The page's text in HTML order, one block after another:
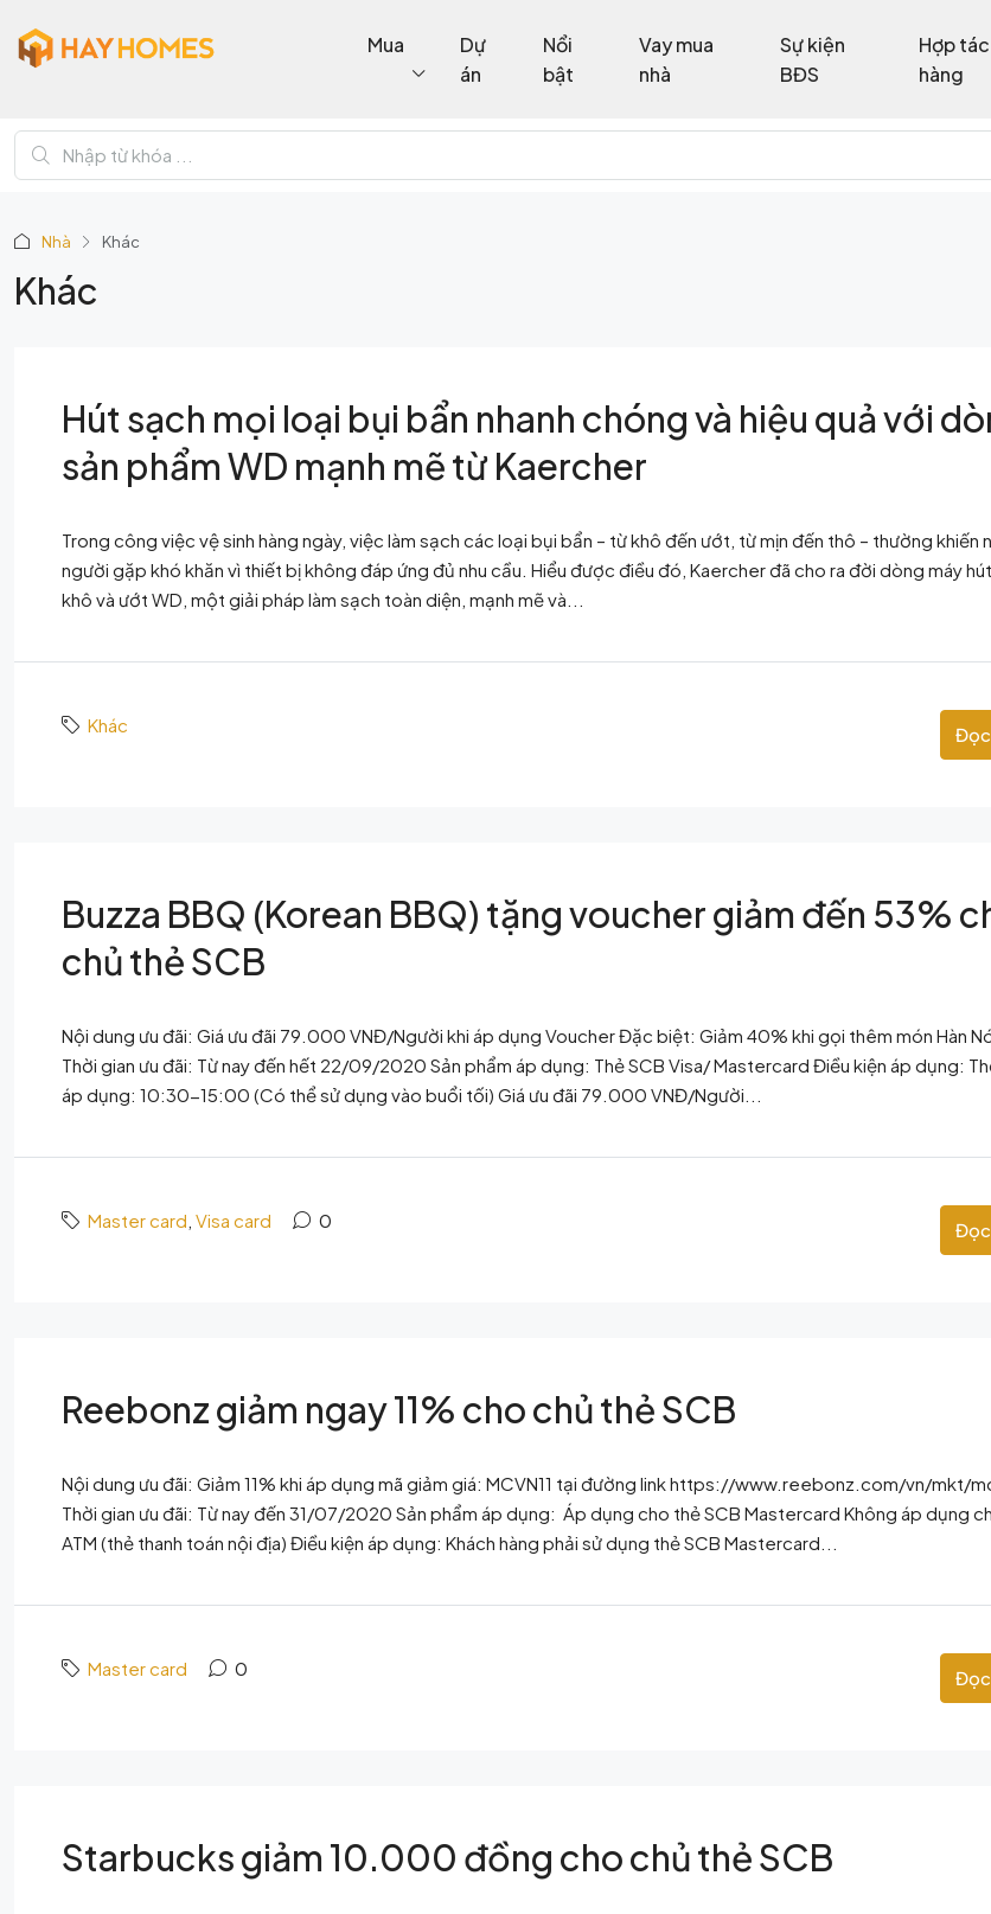
Mua
Dự
án
Nổi
bật
Vay mua
nhà
Sự kiện
BĐS
Hợp
hàng
Nhà Khác
Khác
Hút sạch mọi loại bụi bẩn nhanh chóng và hiệu quả với
sản phẩm WD mạnh mẽ từ Kaercher
Trong công việc vệ sinh hàng ngày, việc làm sạch các loại bụi bẩn – từ khô đến ướt, từ mịn đến thô – thường khiến
người gặp khó khăn vì thiết bị không đáp ứng đủ nhu cầu. Hiểu được điều đó, Kaercher đã cho ra đời dòng máy
khô và ướt WD, một giải pháp làm sạch toàn diện, mạnh mẽ và...
Khác
Buzza BBQ (Korean BBQ) tặng voucher giảm đến 53%
chủ thẻ SCB
Nội dung ưu đãi: Giá ưu đãi 79.000 VNĐ/Người khi áp dụng Voucher Đặc biệt: Giảm 40% khi gọi thêm món Hàn
Thời gian ưu đãi: Từ nay đến hết 22/09/2020 Sản phẩm áp dụng: Thẻ SCB Visa/ Mastercard Điều kiện áp dụng:
áp dụng: 10:30-15:00 (Có thể sử dụng vào buổi tối) Giá ưu đãi 79.000 VNĐ/Người...
Master card Visa card 0
Reebonz giảm ngay 11% cho chủ thẻ SCB
Nội dung ưu đãi: Giảm 11% khi áp dụng mã giảm giá: MCVN11 tại đường link https://www.reebonz.com/vn/mkt/
Thời gian ưu đãi: Từ nay đến 31/07/2020 Sản phẩm áp dụng: Áp dụng cho thẻ SCB Mastercard Không áp dụng
ATM (thẻ thanh toán nội địa) Điều kiện áp dụng: Khách hàng phải sử dụng thẻ SCB Mastercard...
Master card 0
Starbucks giảm 10.000 đồng cho chủ thẻ SCB